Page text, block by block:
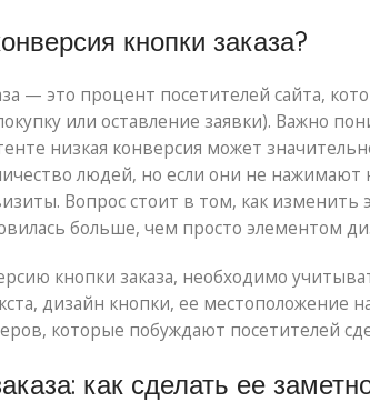
кнопки заказа?
— это процент посетителей сайта,
или оставление заявки). Важно
низкая конверсия может
людей, но если они не нажимают
Вопрос стоит в том, как
больше, чем просто элементом
кнопки заказа, необходимо
дизайн кнопки, ее местоположение
которые побуждают посетителей
как сделать ее